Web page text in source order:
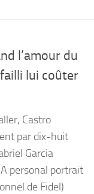
l’amour du
lui coûter
Castro
par dix-huit
Garcia
personal portrait
de Fidel)